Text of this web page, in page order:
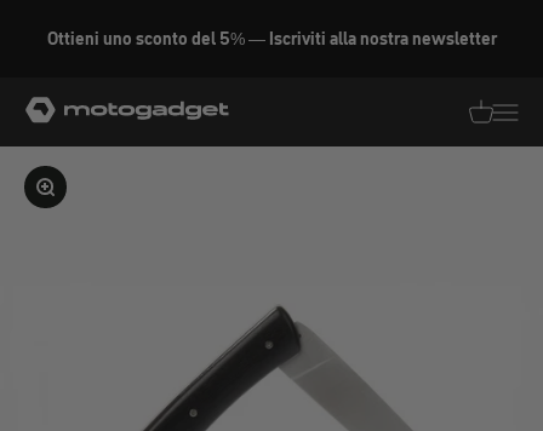
Ottieni uno sconto del 5% — Iscriviti alla nostra newsletter
motogadget GmbH
Ingrandire l'immagine